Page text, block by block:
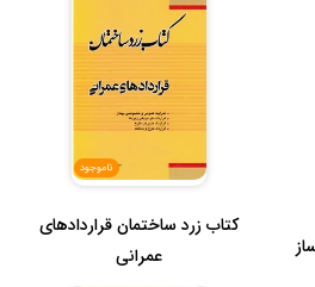
ناموجود
کتاب زرد ساختمان قراردادهای
عمرانی